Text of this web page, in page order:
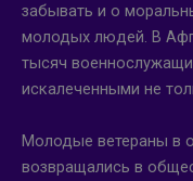
забывать и о
молодых людей. В
тысяч
искалеченными не
Молодые ветераны в
возвращались в